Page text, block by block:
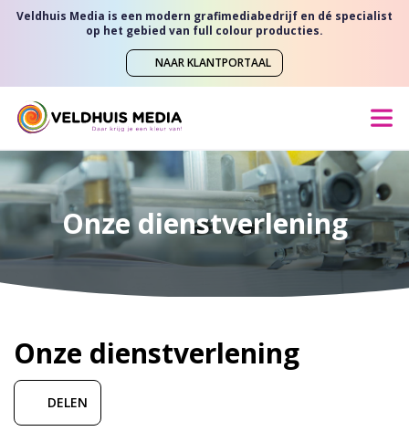
Veldhuis Media is een modern grafimediabedrijf en dé specialist
op het gebied van full colour producties.
NAAR KLANTPORTAAL
Onze dienstverlening
Onze dienstverlening
DELEN